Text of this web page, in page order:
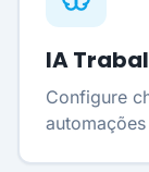
IA
Configure